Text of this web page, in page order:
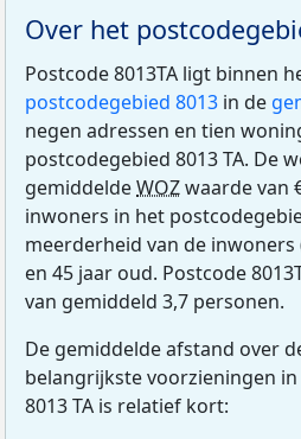
Over het
Postcode 8013TA ligt binnen
postcodegebied 8013 in de
negen adressen en tien
postcodegebied 8013 TA. De
gemiddeldeWOZwaarde van
inwoners in het
meerderheid van de inwoners
en 45 jaar oud. Postcode
van gemiddeld 3,7 personen.
De gemiddelde afstand over
belangrijkste voorzieningen
8013 TA is relatief kort: